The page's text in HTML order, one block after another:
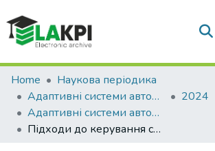
Communities & Collections
All of DSpace
Statistics
Home
Наукова періодика
Адаптивні системи автоматичного управління
2024
Адаптивні системи автоматичного управління : міжвідомчий науково-технічний збірник. – 2024. – № 2 (45)
Підходи до керування системами управління та розповсюдження навчальних курсів